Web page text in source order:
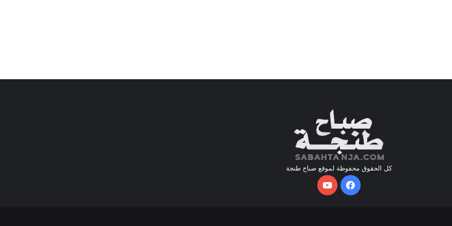
كل الحقوق محفوظة لموقع صباح طنجة
فيسبوكيوتيوب